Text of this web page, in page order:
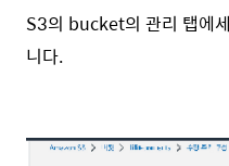
S3의 bucket의 관리 탭에
니다.